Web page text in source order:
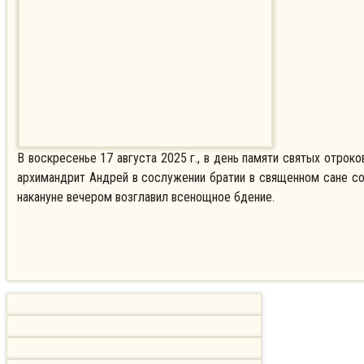
В воскресенье 17 августа 2025 г., в день памяти святых
архимандрит Андрей в сослужении братии в священном сане
накануне вечером возглавил всенощное бдение.